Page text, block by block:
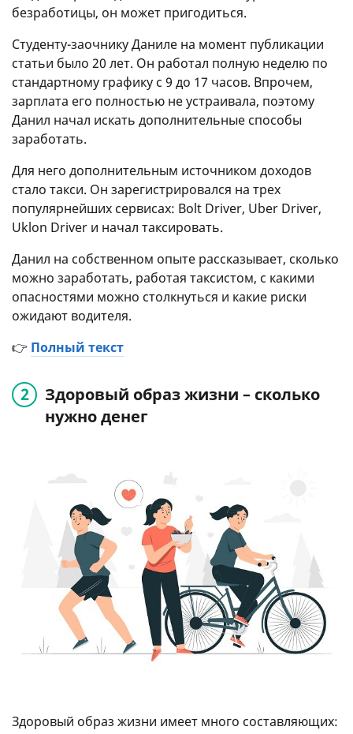
безработицы, он может пригодиться.
Студенту-заочнику Даниле на момент публикации
статьи было 20 лет. Он работал полную неделю по
стандартному графику с 9 до 17 часов. Впрочем,
зарплата его полностью не устраивала, поэтому
Данил начал искать дополнительные способы
заработать.
Для него дополнительным источником доходов
стало такси. Он зарегистрировался на трех
популярнейших сервисах: Bolt Driver, Uber Driver,
Uklon Driver и начал таксировать.
Данил на собственном опыте рассказывает, сколько
можно заработать, работая таксистом, с какими
опасностями можно столкнуться и какие риски
ожидают водителя.
👉 Полный текст
Здоровый образ жизни – сколько
нужно денег
Здоровый образ жизни имеет много составляющих: